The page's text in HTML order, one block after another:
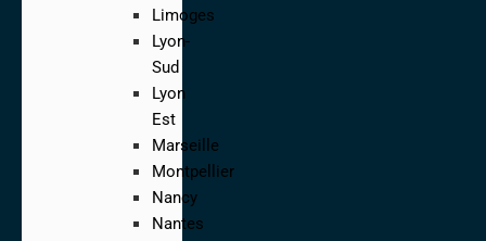
Limoges
Lyon-
Sud
Lyon
Est
Marseille
Montpellier
Nancy
Nantes